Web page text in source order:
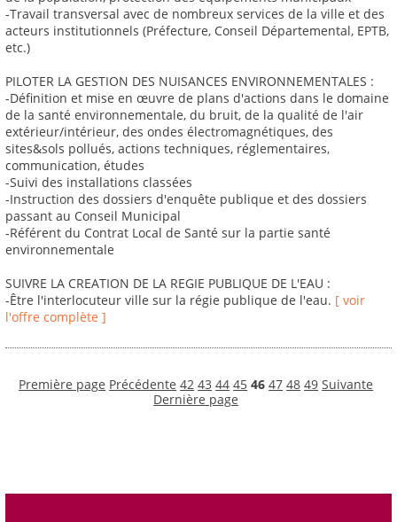
-Travail transversal avec de nombreux services de la ville et des
acteurs institutionnels (Préfecture, Conseil Départemental, EPTB,
etc.)
PILOTER LA GESTION DES NUISANCES ENVIRONNEMENTALES :
-Définition et mise en œuvre de plans d'actions dans le domaine
de la santé environnementale, du bruit, de la qualité de l'air
extérieur/intérieur, des ondes électromagnétiques, des
sites&sols pollués, actions techniques, réglementaires,
communication, études
-Suivi des installations classées
-Instruction des dossiers d'enquête publique et des dossiers
passant au Conseil Municipal
-Référent du Contrat Local de Santé sur la partie santé
environnementale
SUIVRE LA CREATION DE LA REGIE PUBLIQUE DE L'EAU :
-Être l'interlocuteur ville sur la régie publique de l'eau. [ voir
l'offre complète ]
Première page Précédente 42 43 44 45 46 47 48 49 Suivante
Dernière page